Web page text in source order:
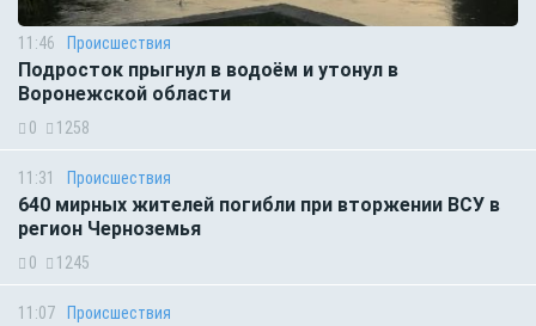
11:46 Происшествия
Подросток прыгнул в водоём и утонул в
Воронежской области
0 1258
11:31 Происшествия
640 мирных жителей погибли при вторжении ВСУ в
регион Черноземья
0 1245
11:07 Происшествия